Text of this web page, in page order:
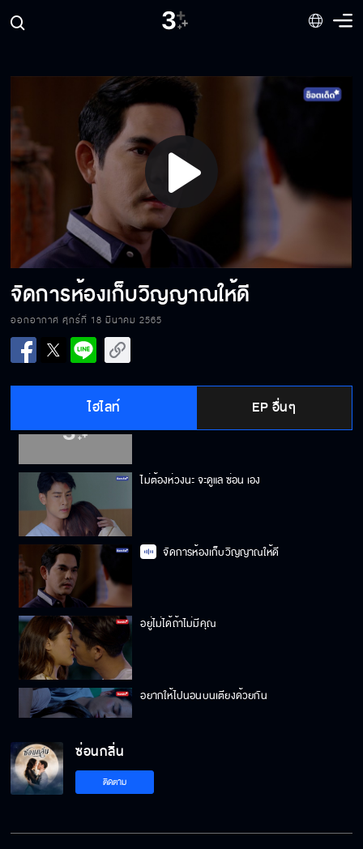
Play
Video
จัดการห้องเก็บวิญญาณให้ดี
ออกอากาศ ศุกร์ที่ 18 มีนาคม 2565
ไฮไลท์ EP อื่นๆ
จะหลบทำไมวะ ยังไงมันก็ไม่เห็นกูอยู่แล้ว
แต่งตัวขนาดนี้ มึงจะให้กูสิงทุเรียน
กูจะทำให้ซ่อนชอบกูให้ได้
ห้ามความคิดหมอไม่ได้ แต่ห้ามใจตัวเองได้นะ
ไม่ต้องห่วงนะ จะดูแล ซ่อน เอง
จัดการห้องเก็บวิญญาณให้ดี
อยู่ไม่ได้ถ้าไม่มีคุณ
อยากให้ไปนอนบนเตียงด้วยกัน
ตอบได้หรือยังว่าจะเป็นแฟนผมมั้ย
ซ่อนกลิ่น
ติดตาม